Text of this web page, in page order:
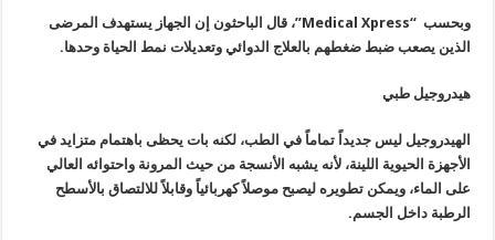
وبحسب “Medical Xpress”، قال الباحثون إن الجهاز يستهدف المرضى
الذين يصعب ضبط ضغطهم بالعلاج الدوائي وتعديلات نمط الحياة وحدها.
هيدروجيل طبي
الهيدروجيل ليس جديداً تماماً في الطب، لكنه بات يحظى باهتمام متزايد في
الأجهزة الحيوية اللينة، لأنه يشبه الأنسجة من حيث المرونة واحتوائه العالي
على الماء، ويمكن تطويره ليصبح موصلاً كهربائياً وقابلاً للالتصاق بالأسطح
الرطبة داخل الجسم.